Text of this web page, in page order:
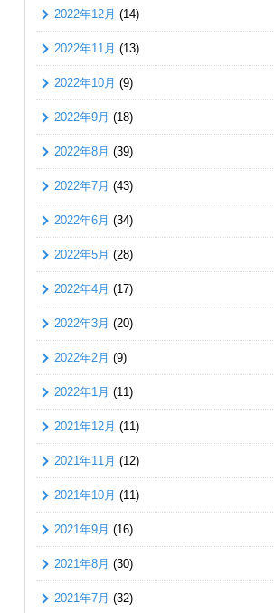
2022年12月 (14)
2022年11月 (13)
2022年10月 (9)
2022年9月 (18)
2022年8月 (39)
2022年7月 (43)
2022年6月 (34)
2022年5月 (28)
2022年4月 (17)
2022年3月 (20)
2022年2月 (9)
2022年1月 (11)
2021年12月 (11)
2021年11月 (12)
2021年10月 (11)
2021年9月 (16)
2021年8月 (30)
2021年7月 (32)